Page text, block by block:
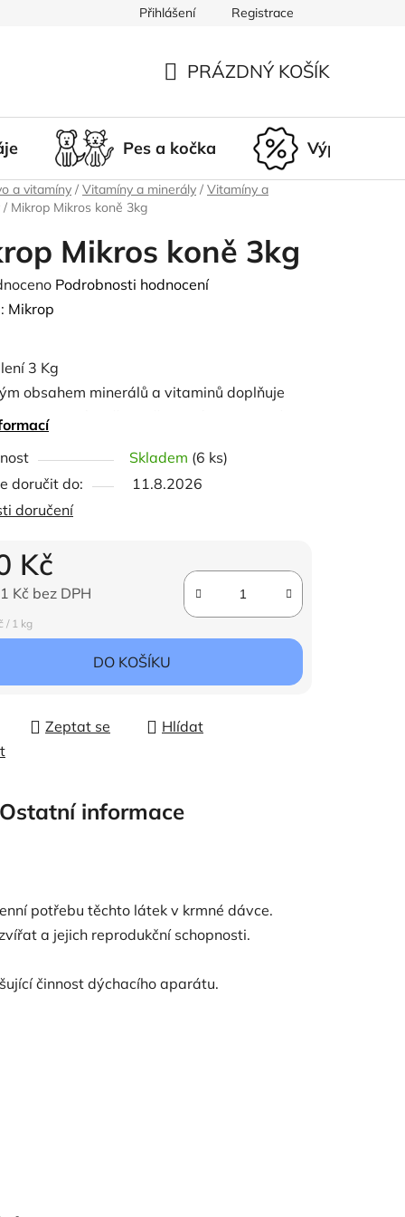
Doprava a platba Nepřevzetí zásilky
Přihlášení Registrace
KOŠÍK
PRÁZDNÝ KOŠÍK
Pes a kočka Výprodej
a vitamíny / Vitamíny a minerály / Vitamíny a
/ Mikrop Mikros koně 3kg
Mikros koně 3kg
Podrobnosti hodnocení
Mikrop
3 Kg
obsahem minerálů a vitaminů doplňuje
denní potřebu těchto látek v krmné
příznivě na zlepšení a udržení
stavu zvířat a jejich reprodukční
bylinné extrakty Aromex Biostrong
zlepšující činnost dýchacího aparátu.
Skladem (6 ks)
doručit do:
11.8.2026
doručení
Kč
Kč bez DPH
/ 1 kg
DO KOŠÍKU
Zeptat se
Hlídat
Ostatní informace
potřebu těchto látek v krmné dávce.
a jejich reprodukční schopnosti.
činnost dýchacího aparátu.